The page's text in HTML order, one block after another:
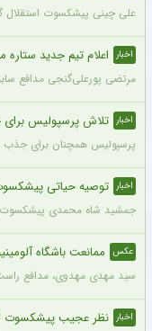
علی چینی پیشکسوت استقلال
اخبار اعلام تیم جدید ستاره
مرتضی پورعلی‌گنجی مدافع
اخبار تلاش پرسپولیس
پرسپولیس همچنان برای جذب
اخبار توصیه حیاتی
جمشید شاه محمدی پیشکسوت
عکس ممانعت باشگاه
سید مهدی مهدوی، مدافع راست
اخبار نظر عجیب پیشکسوت